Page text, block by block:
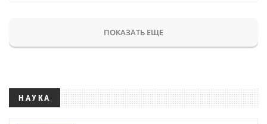
ПОКАЗАТЬ ЕЩЕ
НАУКА